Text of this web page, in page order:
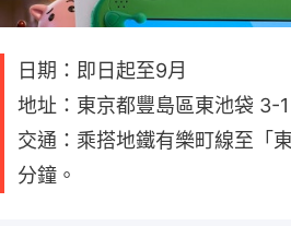
日期：即日起至9月
地址：東京都豐島區東池袋 3-
交通：乘搭地鐵有樂町線至「
分鐘。